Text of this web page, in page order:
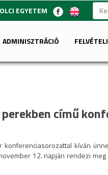
EGYETEM
ADMINISZTRÁCIÓ FELVÉTELI
című
kíván
12. napján rendezi